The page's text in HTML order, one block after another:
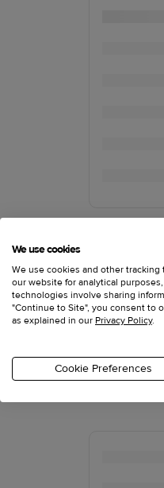
We use cookies
We use cookies and other
our website for analytical
technologies involve sharing
"Continue to Site", you consent to
as explained in our Privacy Policy.
Cookie Preferences